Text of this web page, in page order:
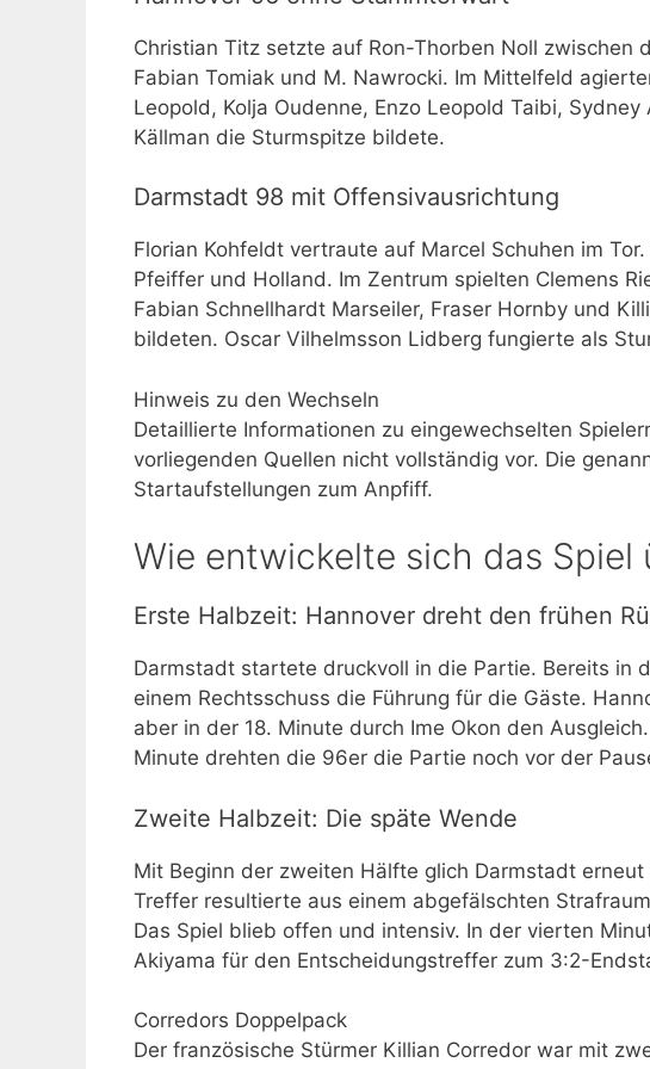
Christian Titz setzte auf Ron-Thorben Noll zwischen
Fabian Tomiak und M. Nawrocki. Im Mittelfeld
Leopold, Kolja Oudenne, Enzo Leopold Taibi,
Källman die Sturmspitze bildete.
Darmstadt 98 mit Offensivausrichtung
Florian Kohfeldt vertraute auf Marcel Schuhen im
Pfeiffer und Holland. Im Zentrum spielten Clemens
Fabian Schnellhardt Marseiler, Fraser Hornby und
bildeten. Oscar Vilhelmsson Lidberg fungierte als
Hinweis zu den Wechseln
Detaillierte Informationen zu eingewechselten
vorliegenden Quellen nicht vollständig vor. Die
Startaufstellungen zum Anpfiff.
Wie entwickelte sich das Spiel
Erste Halbzeit: Hannover dreht den frühen
Darmstadt startete druckvoll in die Partie. Bereits in
einem Rechtsschuss die Führung für die Gäste.
aber in der 18. Minute durch Ime Okon den
Minute drehten die 96er die Partie noch vor der
Zweite Halbzeit: Die späte Wende
Mit Beginn der zweiten Hälfte glich Darmstadt
Treffer resultierte aus einem abgefälschten
Das Spiel blieb offen und intensiv. In der vierten
Akiyama für den Entscheidungstreffer zum 3:2-
Corredors Doppelpack
Der französische Stürmer Killian Corredor war mit